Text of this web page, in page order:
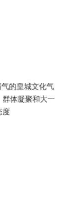
的皇城文化气
体凝聚和大一
度